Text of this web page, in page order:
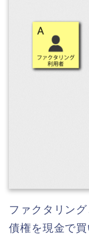
ファクタリン
債権を現金で